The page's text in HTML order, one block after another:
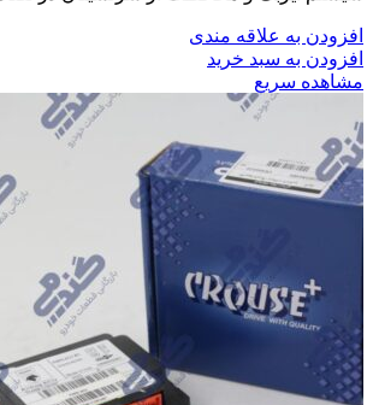
افزودن به علاقه مندی
افزودن به سبد خرید
مشاهده سریع